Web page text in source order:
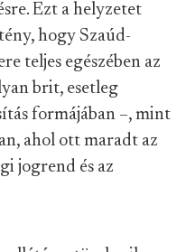
Ezt a helyzetet
hogy Szaúd-
teljes egészében az
brit, esetleg
formájában –, mint
ahol ott maradt az
jogrend és az